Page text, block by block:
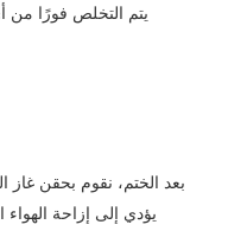
يتم التخلص فورًا من
بعد الختم، نقوم بحقن غاز
يؤدي إلى إزاحة الهواء